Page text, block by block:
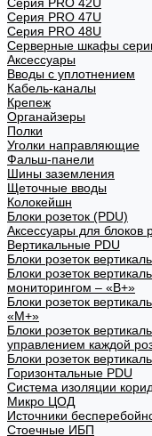
Серия PRO 47U
Серия PRO 48U
Серверные шкафы
Аксессуары
Вводы с уплотнением
Кабель-каналы
Крепеж
Органайзеры
Полки
Уголки направляющие
Фальш-панели
Шины заземления
Щеточные вводы
Колокейшн
Блоки розеток (PDU)
Аксессуары для блоков
Вертикальные PDU
Блоки розеток
Блоки розеток
мониторингом – «В+»
Блоки розеток
«М+»
Блоки розеток
управлением каждой
Блоки розеток
Горизонтальные PDU
Система изоляции
Микро ЦОД
Источники
Стоечные ИБП